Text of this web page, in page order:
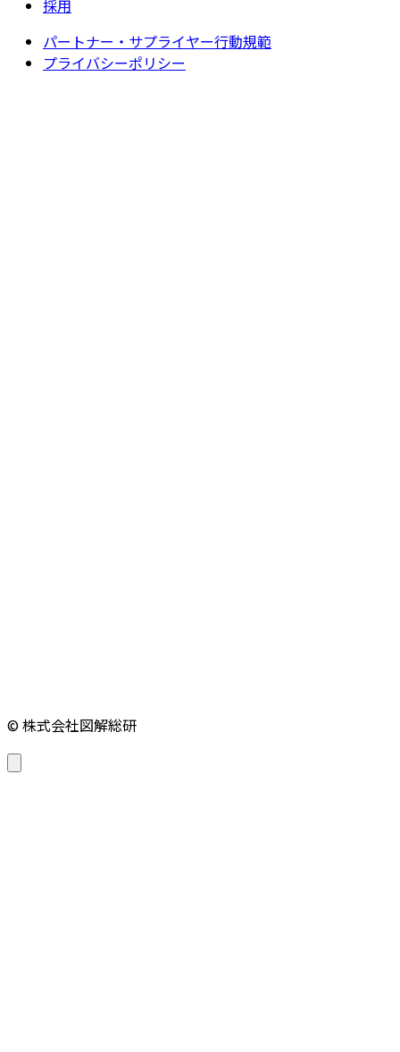
採用
パートナー・サプライヤー行動規範
プライバシーポリシー
© 株式会社図解総研